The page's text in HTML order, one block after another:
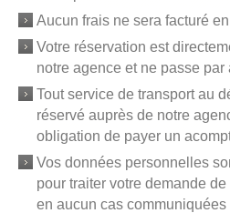
Aucun frais ne sera facturé
Votre réservation est
notre agence et ne passe
Tout service de transport au
réservé auprès de notre
obligation de payer un
Vos données personnelles
pour traiter votre demande
en aucun cas communiquées